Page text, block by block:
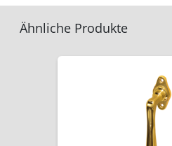
Ähnliche Produkte